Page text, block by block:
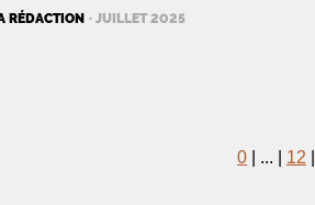
RÉDACTION · JUILLET 2025
0 ... 12